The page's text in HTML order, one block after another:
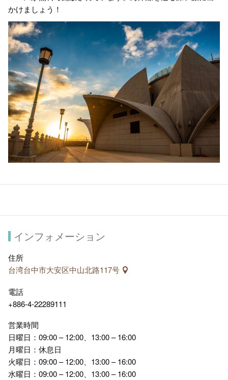
かけましょう！
インフォメーション
住所
台湾台中市大安区中山北路117号
電話
+886-4-22289111
営業時間
日曜日：09:00 – 12:00、13:00 – 16:00
月曜日：休息日
火曜日：09:00 – 12:00、13:00 – 16:00
水曜日：09:00 – 12:00、13:00 – 16:00